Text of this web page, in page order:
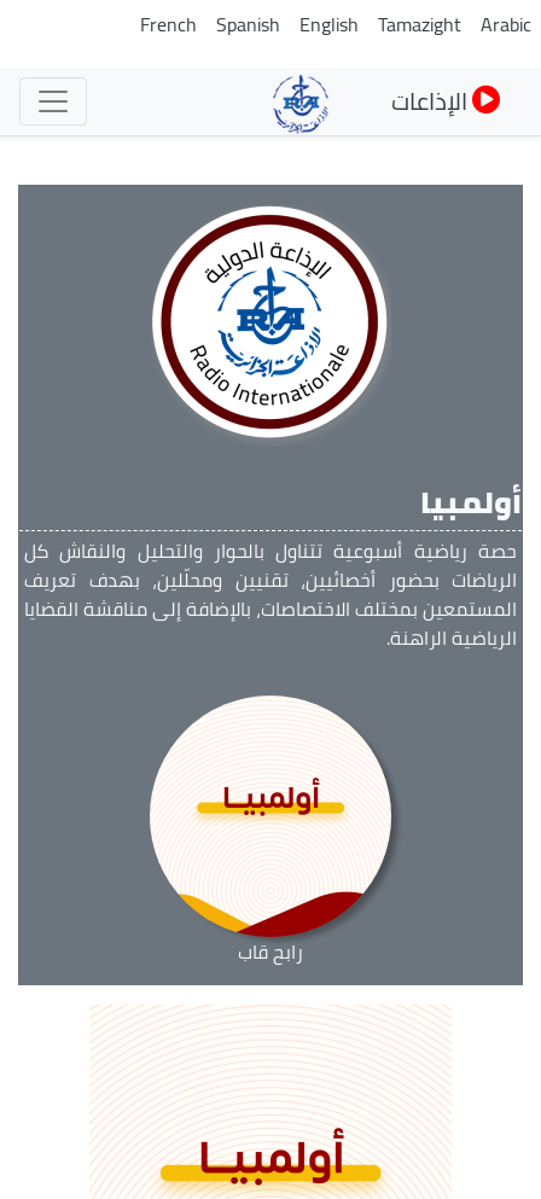
تجاوز
المحتوى
الرئيسي
Tamazight
English
Spanish
French
الإذاعات
أولمبيا
حصة رياضية أسبوعية تتناول بالحوار والتحليل والنقاش كل
الرياضات بحضور أخصائيين، تقنيين ومحلّلين، بهدف تعريف
المستمعين بمختلف الاختصاصات، بالإضافة إلى مناقشة القضايا
الرياضية الراهنة.
رابح قاب